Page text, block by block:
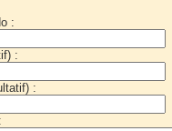
:
:
: